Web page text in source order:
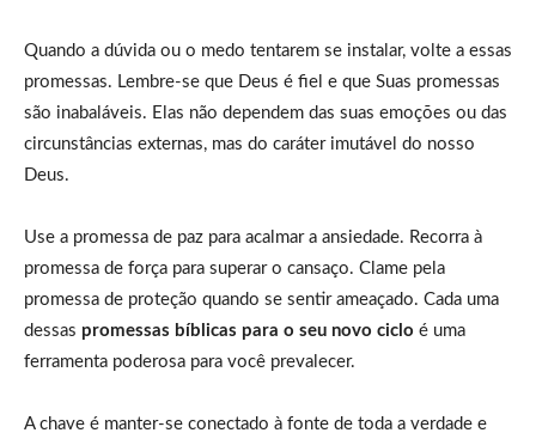
Quando a dúvida ou o medo tentarem se instalar, volte a essas
promessas. Lembre-se que Deus é fiel e que Suas promessas
são inabaláveis. Elas não dependem das suas emoções ou das
circunstâncias externas, mas do caráter imutável do nosso
Deus.
Use a promessa de paz para acalmar a ansiedade. Recorra à
promessa de força para superar o cansaço. Clame pela
promessa de proteção quando se sentir ameaçado. Cada uma
dessas promessas bíblicas para o seu novo ciclo é uma
ferramenta poderosa para você prevalecer.
A chave é manter-se conectado à fonte de toda a verdade e